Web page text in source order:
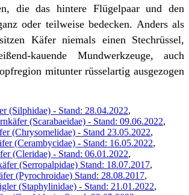
die das hintere Flügelpaar und den
oder teilweise bedecken. Anders als
Käfer niemals einen Stechrüssel,
kauende Mundwerkzeuge, auch
mitunter rüsselartig ausgezogen
(Silphidae) - Stand: 28.04.2022,
(Scarabaeidae) - Stand: 09.06.2022,
(Chrysomelidae) - Stand 23.05.2022,
(Cerambycidae) - Stand: 16.05.2022,
(Cleridae) - Stand: 06.01.2022,
(Serropalpidae) Stand: 18.07.2017,
(Pyrochroidae) Stand: 28.08.2017,
(Staphylinidae) - Stand: 21.01.2022,